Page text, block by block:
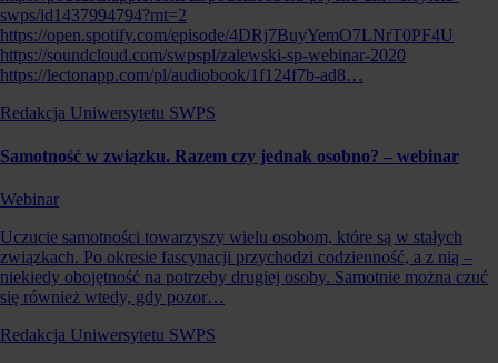
swps/id1437994794?mt=2
https://open.spotify.com/episode/4DRj7BuyYemO7LNrT0PF4U
https://soundcloud.com/swpspl/zalewski-sp-webinar-2020
https://lectonapp.com/pl/audiobook/1f124f7b-ad8…
Redakcja Uniwersytetu SWPS
Samotność w związku. Razem czy jednak osobno? – webinar
Webinar
Uczucie samotności towarzyszy wielu osobom, które są w stałych
związkach. Po okresie fascynacji przychodzi codzienność, a z nią –
niekiedy obojętność na potrzeby drugiej osoby. Samotnie można czuć
się również wtedy, gdy pozor…
Redakcja Uniwersytetu SWPS